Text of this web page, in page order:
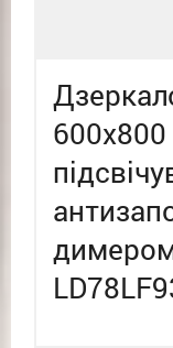
600х800
димером